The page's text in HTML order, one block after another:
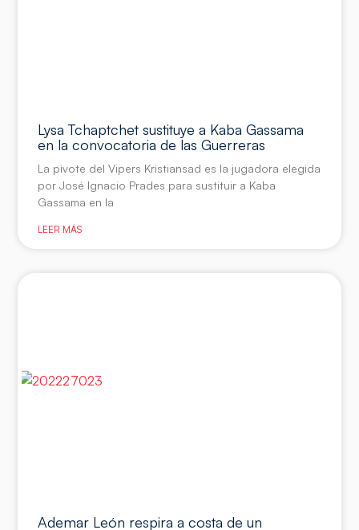
Lysa Tchaptchet sustituye a Kaba Gassama
en la convocatoria de las Guerreras
La pivote del Vipers Kristiansad es la jugadora elegida
por José Ignacio Prades para sustituir a Kaba
Gassama en la
LEER MÁS
Ademar León respira a costa de un